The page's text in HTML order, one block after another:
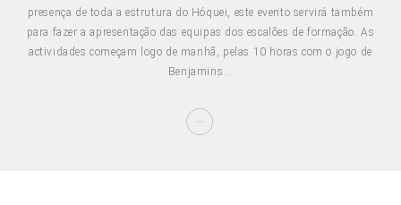
presença de toda a estrutura do Hóquei, este evento servirá também
para fazer a apresentação das equipas dos escalões de formação. As
actividades começam logo de manhã, pelas 10 horas com o jogo de
Benjamins...